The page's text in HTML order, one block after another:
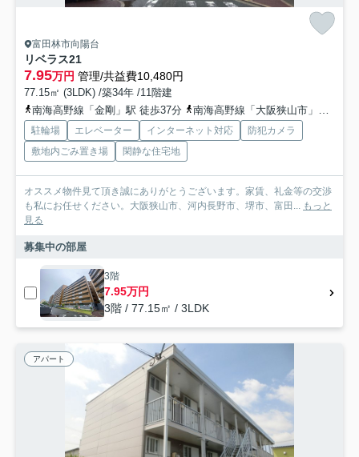
富田林市向陽台
リベラス21
7.95万円 管理/共益費10,480円
77.15㎡ (3LDK) /築34年 /11階建
南海高野線「金剛」駅 徒歩37分
南海高野線「大阪狭山市」駅 徒歩30分
駐輪場 エレベーター インターネット対応
防犯カメラ
敷地内ごみ置き場
閑静な住宅地
オススメ物件見て頂き誠にありがとうございます。家賃、礼金等の交渉
も私にお任せください。大阪狭山市、河内長野市、堺市、富田... もっと
見る
募集中の部屋
3階
7.95万円
3階 / 77.15㎡ / 3LDK
アパート